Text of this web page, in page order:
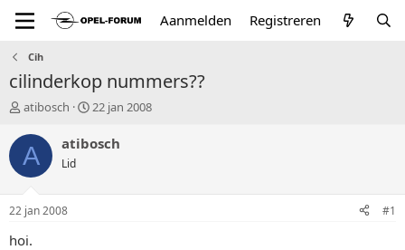
Aanmelden Registreren
Cih
cilinderkop nummers??
T
p
i
t
a
r
atibosch
S
a
22 jan 2008
A atibosch
Lid
22 jan 2008 #1
hoi.